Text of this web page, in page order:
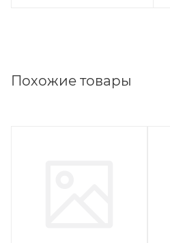
Похожие товары